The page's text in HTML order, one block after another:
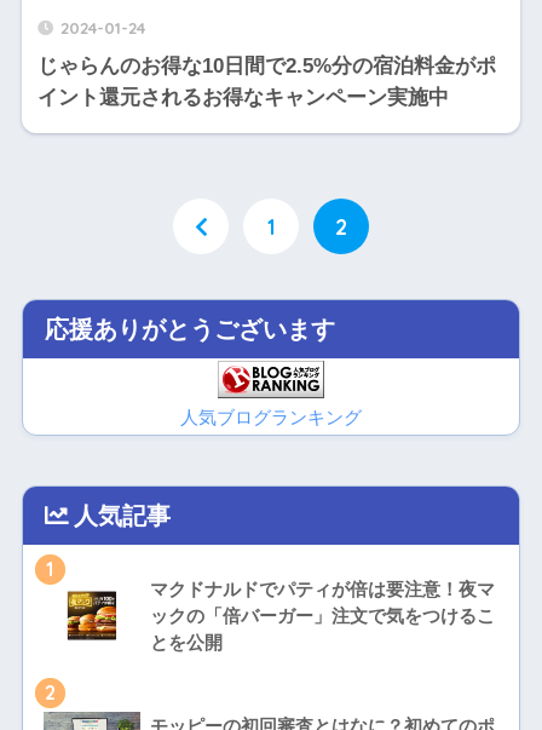
2024-01-24
じゃらんのお得な10日間で2.5%分の宿泊料金がポ
イント還元されるお得なキャンペーン実施中
1 2
応援ありがとうございます
人気ブログランキング
人気記事
1
マクドナルドでパティが倍は要注意！夜マ
ックの「倍バーガー」注文で気をつけるこ
とを公開
2
モッピーの初回審査とはなに？初めてのポ